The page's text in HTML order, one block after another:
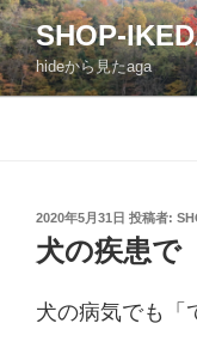
コ
ン
テ
ン
SHOP-
hideから見たaga
投
稿
日:
2020年5月31日 投稿者:
犬の疾患で
犬の病気でも「